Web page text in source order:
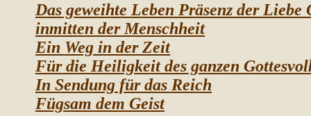
Das geweihte Leben Präsenz der Liebe
inmitten der Menschheit
Ein Weg in der Zeit
Für die Heiligkeit des ganzen
In Sendung für das Reich
Fügsam dem Geist